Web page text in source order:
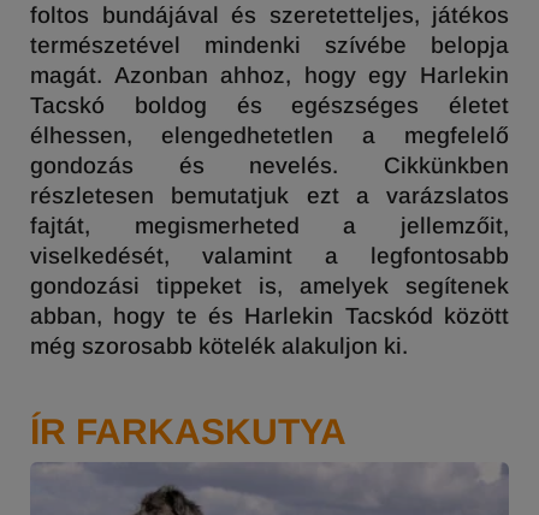
foltos bundájával és szeretetteljes, játékos
természetével mindenki szívébe belopja
magát. Azonban ahhoz, hogy egy Harlekin
Tacskó boldog és egészséges életet
élhessen, elengedhetetlen a megfelelő
gondozás és nevelés. Cikkünkben
részletesen bemutatjuk ezt a varázslatos
fajtát, megismerheted a jellemzőit,
viselkedését, valamint a legfontosabb
gondozási tippeket is, amelyek segítenek
abban, hogy te és Harlekin Tacskód között
még szorosabb kötelék alakuljon ki.
ÍR FARKASKUTYA